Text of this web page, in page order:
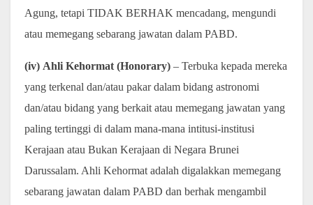
Agung, tetapi TIDAK BERHAK mencadang, mengundi
atau memegang sebarang jawatan dalam PABD.
(iv) Ahli Kehormat (Honorary) – Terbuka kepada mereka
yang terkenal dan/atau pakar dalam bidang astronomi
dan/atau bidang yang berkait atau memegang jawatan yang
paling tertinggi di dalam mana-mana intitusi-institusi
Kerajaan atau Bukan Kerajaan di Negara Brunei
Darussalam. Ahli Kehormat adalah digalakkan memegang
sebarang jawatan dalam PABD dan berhak mengambil